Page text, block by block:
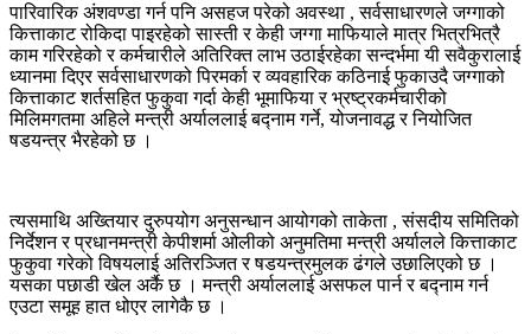
पारिवारिक अंशवण्डा गर्न पनि असहज परेको अवस्था , सर्वसाधारणले जग्गाको
कित्ताकाट रोकिदा पाइरहेको सास्ती र केही जग्गा माफियाले मात्र भित्रभित्रै
काम गरिरहेको र कर्मचारीले अतिरिक्त लाभ उठाईरहेका सन्दर्भमा यी सवैकुरालाई
ध्यानमा दिएर सर्वसाधारणको पिरमर्का र व्यवहारिक कठिनाई फुकाउदै जग्गाको
कित्ताकाट शर्तसहित फुकुवा गर्दा केही भूमाफिया र भ्रष्ट्रकर्मचारीको
मिलिमगतमा अहिले मन्त्री अर्याललाई बद्नाम गर्ने, योजनावद्ध र नियोजित
षडयन्त्र भैरहेको छ ।
त्यसमाथि अख्तियार दुरुपयोग अनुसन्धान आयोगको ताकेता , संसदीय समितिको
निर्देशन र प्रधानमन्त्री केपीशर्मा ओलीको अनुमतिमा मन्त्री अर्यालले कित्ताकाट
फुकुवा गरेको विषयलाई अतिरञ्जित र षडयन्त्रमुलक ढंगले उछालिएको छ ।
यसका पछाडी खेल अर्कै छ । मन्त्री अर्याललाई असफल पार्न र बद्नाम गर्न
एउटा समूह हात धोएर लागेकै छ ।